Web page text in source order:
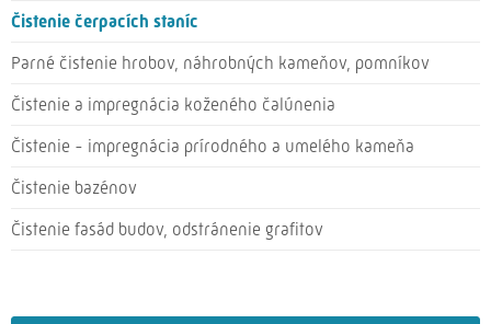
Čistenie čerpacích staníc
Parné čistenie hrobov, náhrobných kameňov, pomníkov
Čistenie a impregnácia koženého čalúnenia
Čistenie - impregnácia prírodného a umelého kameňa
Čistenie bazénov
Čistenie fasád budov, odstránenie grafitov